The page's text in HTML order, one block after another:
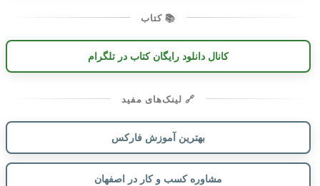
📚 کتاب
کانال دانلود رایگان کتاب در تلگرام
🔗 لینک‌های مفید
بهترین آموزش فارکس
مشاوره کسب و کار در اصفهان